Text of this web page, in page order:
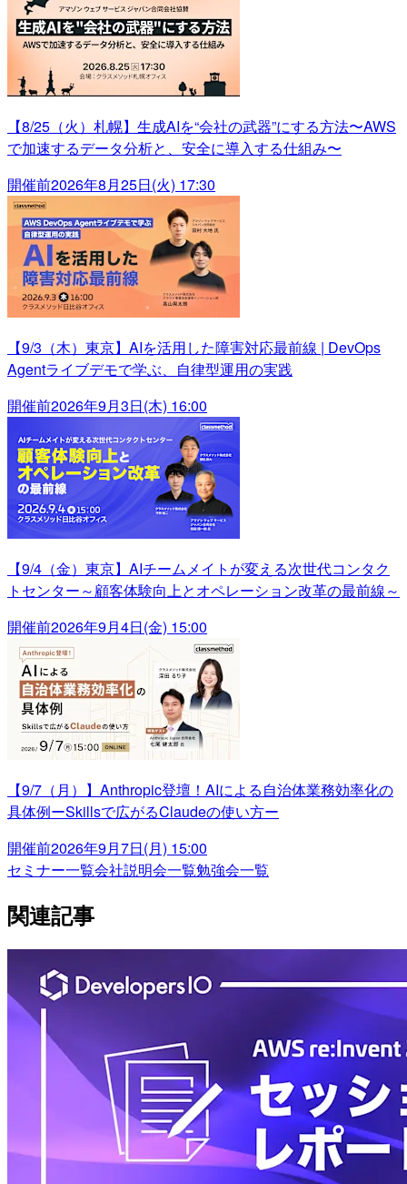
【8/25（火）札幌】生成AIを“会社の武器”にする方法〜AWS
で加速するデータ分析と、安全に導入する仕組み〜
開催前2026年8月25日(火) 17:30
【9/3（木）東京】AIを活用した障害対応最前線 | DevOps
Agentライブデモで学ぶ、自律型運用の実践
開催前2026年9月3日(木) 16:00
【9/4（金）東京】AIチームメイトが変える次世代コンタク
トセンター～顧客体験向上とオペレーション改革の最前線～
開催前2026年9月4日(金) 15:00
【9/7（月）】Anthropic登壇！AIによる自治体業務効率化の
具体例ーSkillsで広がるClaudeの使い方ー
開催前2026年9月7日(月) 15:00
セミナー一覧会社説明会一覧勉強会一覧
関連記事